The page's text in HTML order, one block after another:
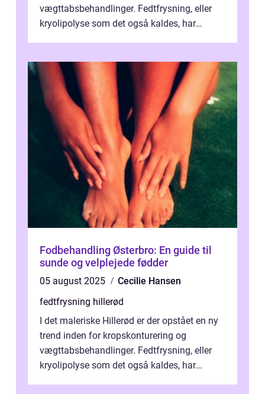
vægttabsbehandlinger. Fedtfrysning, eller
kryolipolyse som det også kaldes, har
Fodbehandling Østerbro: En guide til
sunde og velplejede fødder
05 august 2025
Cecilie Hansen
fedtfrysning hillerød
I det maleriske Hillerød er der opstået en ny
trend inden for kropskonturering og
vægttabsbehandlinger. Fedtfrysning, eller
kryolipolyse som det også kaldes, har